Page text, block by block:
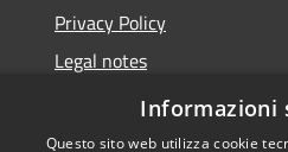
Privacy Policy
Legal notes
Accessibility Statement
Informazioni
Questo sito web utilizza cookie